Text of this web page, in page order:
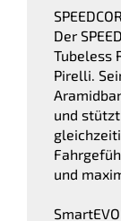
Der
Tubeless
Pirelli.
und
und